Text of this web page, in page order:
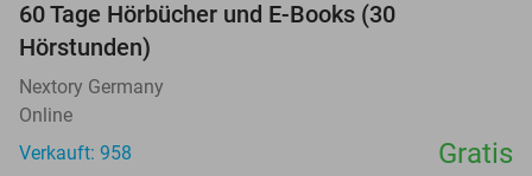
60 Tage Hörbücher und E-Books (30
Hörstunden)
Nextory Germany
Online
Verkauft: 958
Gratis